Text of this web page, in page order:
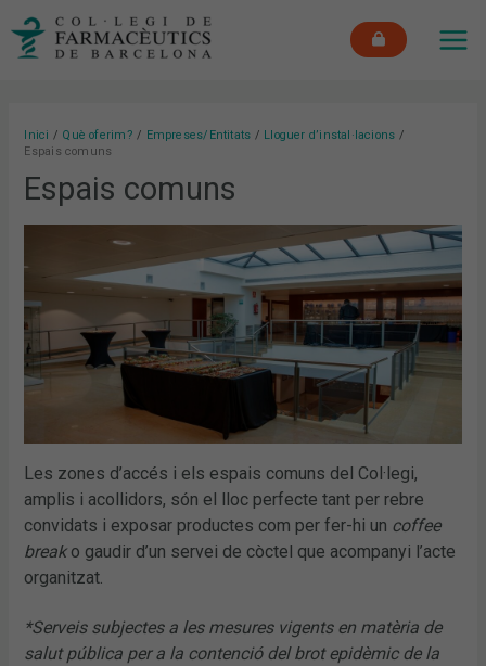
Inici Què oferim? Empreses/Entitats
Lloguer d’instal·lacions
Espais comuns
Espais comuns
Les zones d’accés i els espais comuns del Col·legi,
amplis i acollidors, són el lloc perfecte tant per rebre
convidats i exposar productes com per fer-hi un coffee
breako gaudir d’un servei de còctel que acompanyi l’acte
organitzat.
*Serveis subjectes a les mesures vigents en matèria de
salut pública per a la contenció del brot epidèmic de la